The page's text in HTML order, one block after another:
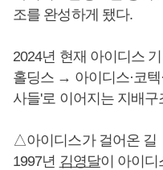
조를 완성하게 됐다.
2024년 현재 아이디스
홀딩스 → 아이디스·코
사들'로 이어지는 지배구
△아이디스가 걸어온 길
1997년 김영달이 아이디